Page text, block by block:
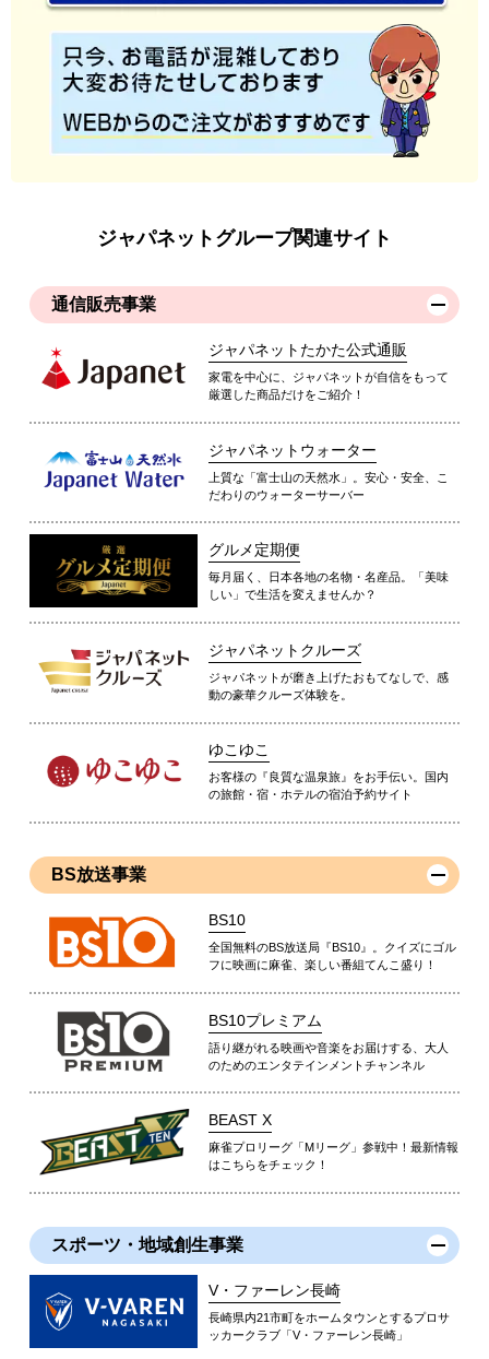
ジャパネットグループ関連サイト
通信販売事業
ジャパネットたかた公式通販
家電を中心に、ジャパネットが自信をもって
厳選した商品だけをご紹介！
ジャパネットウォーター
上質な「富士山の天然水」。安心・安全、こ
だわりのウォーターサーバー
グルメ定期便
毎月届く、日本各地の名物・名産品。「美味
しい」で生活を変えませんか？
ジャパネットクルーズ
ジャパネットが磨き上げたおもてなしで、感
動の豪華クルーズ体験を。
ゆこゆこ
お客様の『良質な温泉旅』をお手伝い。国内
の旅館・宿・ホテルの宿泊予約サイト
BS放送事業
BS10
全国無料のBS放送局『BS10』。クイズにゴル
フに映画に麻雀、楽しい番組てんこ盛り！
BS10プレミアム
語り継がれる映画や音楽をお届けする、大人
のためのエンタテインメントチャンネル
BEAST X
麻雀プロリーグ「Mリーグ」参戦中！最新情報
はこちらをチェック！
スポーツ・地域創生事業
V・ファーレン長崎
長崎県内21市町をホームタウンとするプロサ
ッカークラブ「V・ファーレン長崎」